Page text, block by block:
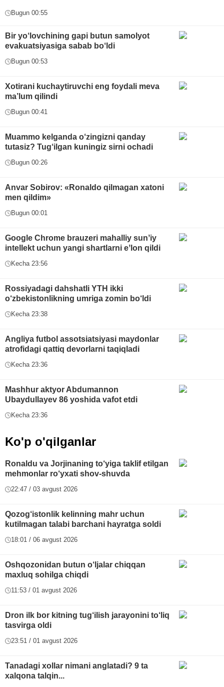
Bugun 00:55
Bir yo‘lovchining gapi butun samolyot
evakuatsiyasiga sabab bo‘ldi
Bugun 00:53
Xotirani kuchaytiruvchi eng foydali meva
ma’lum qilindi
Bugun 00:41
Muammo kelganda o‘zingizni qanday
tutasiz? Tug‘ilgan kuningiz sirni ochadi
Bugun 00:26
Anvar Sobirov: «Ronaldo qilmagan xatoni
men qildim»
Bugun 00:01
Google Chrome brauzeri mahalliy sunʼiy
intellekt uchun yangi shartlarni eʼlon qildi
Kecha 23:56
Rossiyadagi dahshatli YTH ikki
o‘zbekistonlikning umriga zomin bo‘ldi
Kecha 23:38
Angliya futbol assotsiatsiyasi maydonlar
atrofidagi qattiq devorlarni taqiqladi
Kecha 23:36
Mashhur aktyor Abdumannon
Ubaydullayev 86 yoshida vafot etdi
Kecha 23:36
Ko'p o'qilganlar
Ronaldu va Jorjinaning to‘yiga taklif etilgan
mehmonlar ro‘yxati shov-shuvda
22:47 / 03 avgust 2026
Qozog‘istonlik kelinning mahr uchun
kutilmagan talabi barchani hayratga soldi
18:01 / 06 avgust 2026
Oshqozonidan butun o‘ljalar chiqqan
maxluq sohilga chiqdi
11:53 / 01 avgust 2026
Dron ilk bor kitning tug‘ilish jarayonini to‘liq
tasvirga oldi
23:51 / 01 avgust 2026
Tanadagi xollar nimani anglatadi? 9 ta
xalqona talqin...